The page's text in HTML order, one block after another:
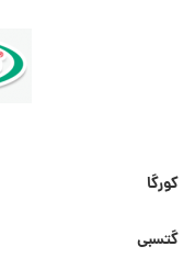
کورگا
گتسبی